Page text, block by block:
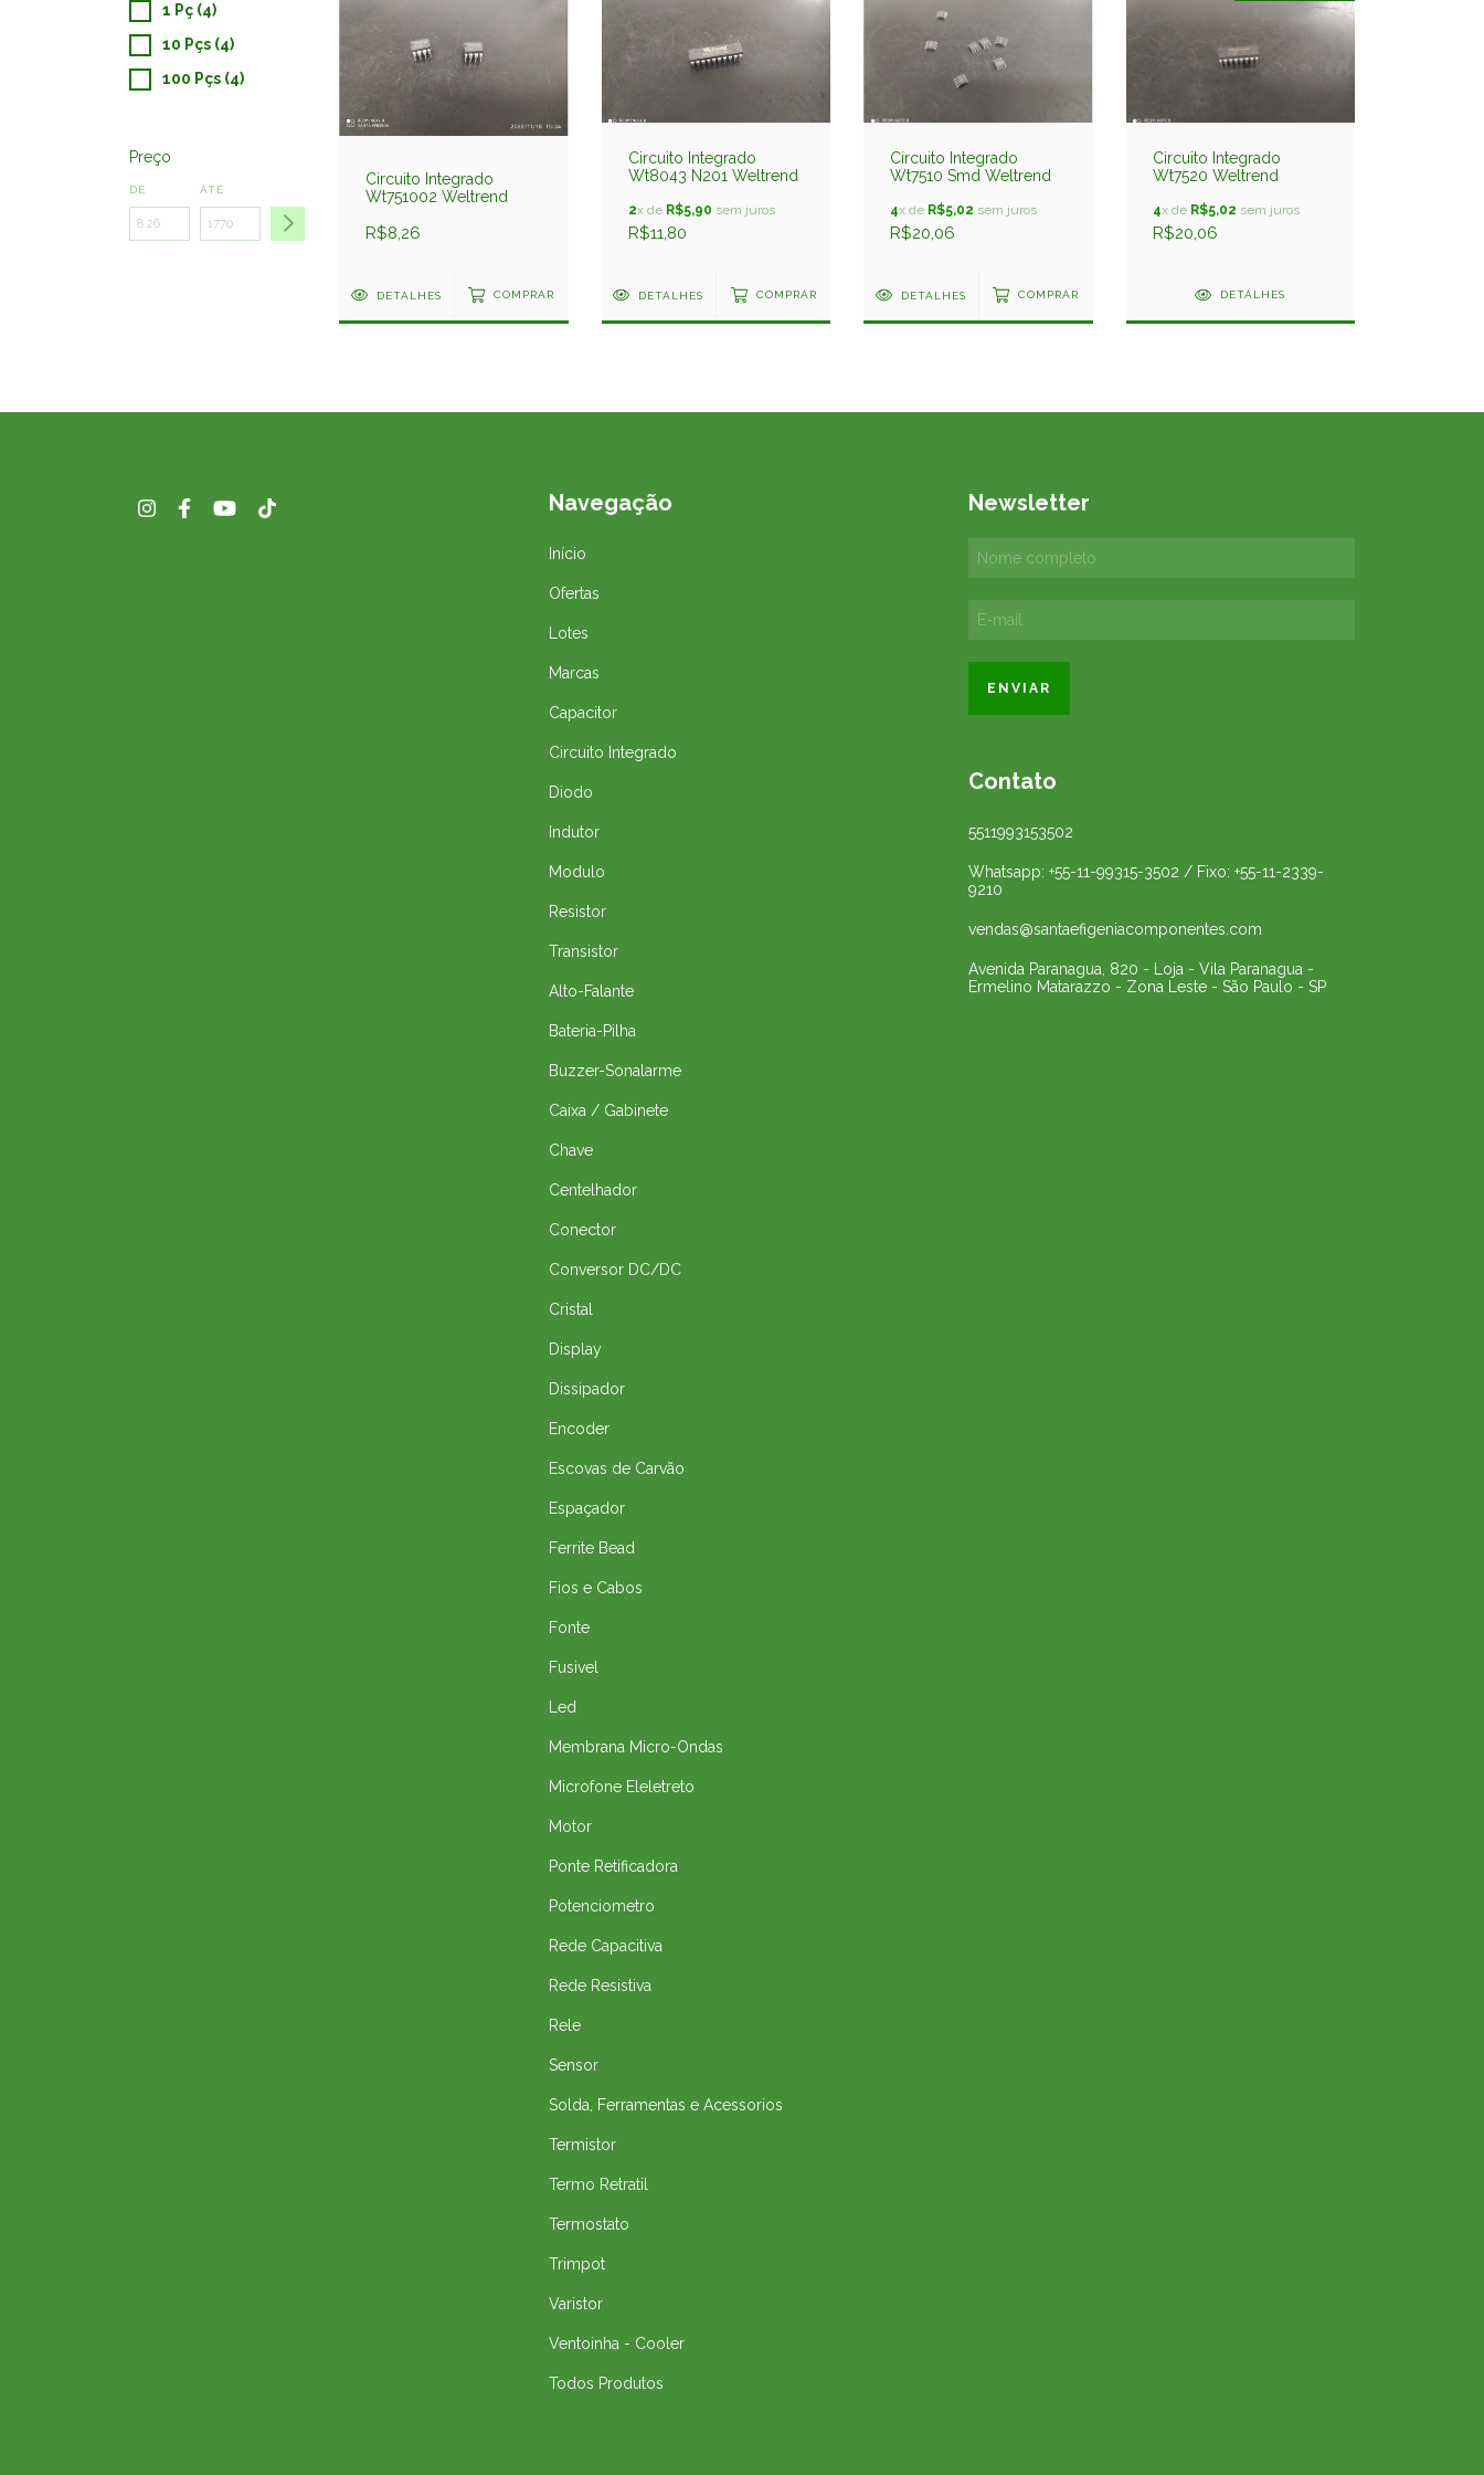
1 Pç (4)
10 Pçs (4)
100 Pçs (4)
Preço
DE ATÉ
Circuito Integrado
Wt751002 Weltrend
R$8,26
DETALHES COMPRAR
Circuito Integrado
Wt8043 N201 Weltrend
2x de R$5,90 sem juros
R$11,80
DETALHES COMPRAR
Circuito Integrado
Wt7510 Smd Weltrend
4x de R$5,02 sem juros
R$20,06
DETALHES COMPRAR
Circuito Integrado
Wt7520 Weltrend
4x de R$5,02 sem juros
R$20,06
DETALHES
Navegação
Início
Ofertas
Lotes
Marcas
Capacitor
Circuito Integrado
Diodo
Indutor
Modulo
Resistor
Transistor
Alto-Falante
Bateria-Pilha
Buzzer-Sonalarme
Caixa / Gabinete
Chave
Centelhador
Conector
Conversor DC/DC
Cristal
Display
Dissipador
Encoder
Escovas de Carvão
Espaçador
Ferrite Bead
Fios e Cabos
Fonte
Fusivel
Led
Membrana Micro-Ondas
Microfone Eleletreto
Motor
Ponte Retificadora
Potenciometro
Rede Capacitiva
Rede Resistiva
Rele
Sensor
Solda, Ferramentas e Acessorios
Termistor
Termo Retratil
Termostato
Trimpot
Varistor
Ventoinha - Cooler
Todos Produtos
Newsletter
Contato
5511993153502
Whatsapp: +55-11-99315-3502 / Fixo: +55-11-2339-
9210
vendas@santaefigeniacomponentes.com
Avenida Paranagua, 820 - Loja - Vila Paranagua -
Ermelino Matarazzo - Zona Leste - São Paulo - SP